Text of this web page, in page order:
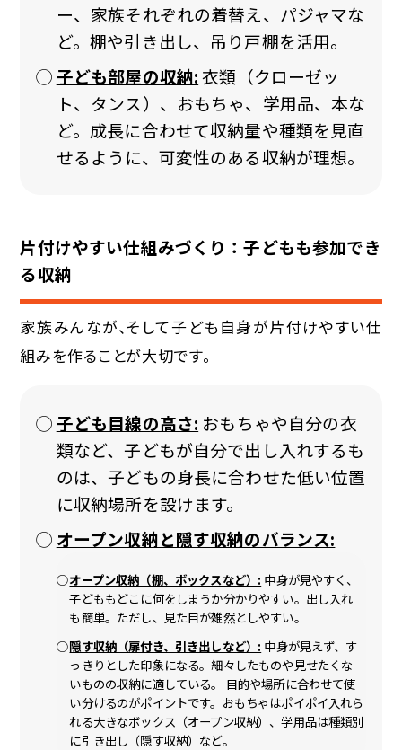
ー、家族それぞれの着替え、パジャマな
ど。棚や引き出し、吊り戸棚を活用。
子ども部屋の収納:衣類（クローゼッ
ト、タンス）、おもちゃ、学用品、本な
ど。成長に合わせて収納量や種類を見直
せるように、可変性のある収納が理想。
片付けやすい仕組みづくり：子どもも参加でき
る収納
家族みんなが、そして子ども自身が片付けやすい仕
組みを作ることが大切です。
子ども目線の高さ: おもちゃや自分の衣
類など、子どもが自分で出し入れするも
のは、子どもの身長に合わせた低い位置
に収納場所を設けます。
オープン収納と隠す収納のバランス:
オープン収納（棚、ボックスなど）: 中身が見やすく、
子どももどこに何をしまうか分かりやすい。出し入れ
も簡単。ただし、見た目が雑然としやすい。
隠す収納（扉付き、引き出しなど）: 中身が見えず、す
っきりとした印象になる。細々したものや見せたくな
いものの収納に適している。 目的や場所に合わせて使
い分けるのがポイントです。おもちゃはポイポイ入れら
れる大きなボックス（オープン収納）、学用品は種類別
に引き出し（隠す収納）など。